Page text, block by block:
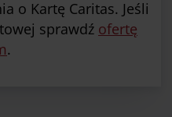
o Kartę Caritas. Jeśli
sprawdź ofertę
.